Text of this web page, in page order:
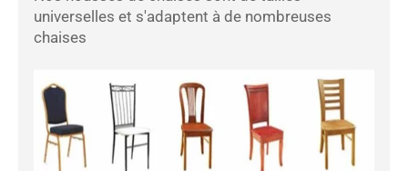
universelles et s'adaptent à de nombreuses
chaises